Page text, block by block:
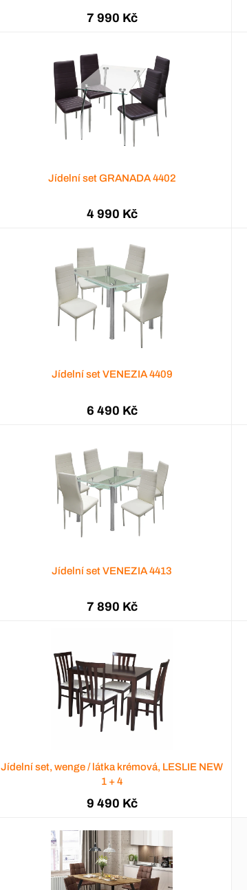
7 990 Kč
Jídelní set GRANADA 4402
4 990 Kč
Jídelní set VENEZIA 4409
6 490 Kč
Jídelní set VENEZIA 4413
7 890 Kč
Jídelní set, wenge / látka krémová, LESLIE NEW
1 + 4
9 490 Kč